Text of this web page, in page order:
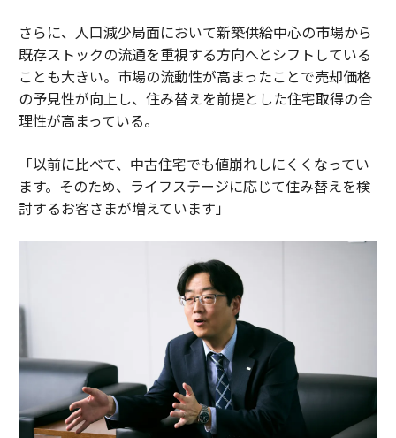
さらに、人口減少局面において新築供給中心の市場から
既存ストックの流通を重視する方向へとシフトしている
ことも大きい。市場の流動性が高まったことで売却価格
の予見性が向上し、住み替えを前提とした住宅取得の合
理性が高まっている。
「以前に比べて、中古住宅でも値崩れしにくくなってい
ます。そのため、ライフステージに応じて住み替えを検
討するお客さまが増えています」